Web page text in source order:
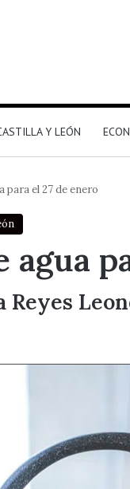
Y LEÓN
para el 27 de enero
agua